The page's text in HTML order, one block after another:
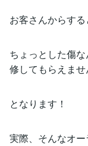
お客さんからする
ちょっとした傷
修してもらえませ
となります！
実際、そんなオー